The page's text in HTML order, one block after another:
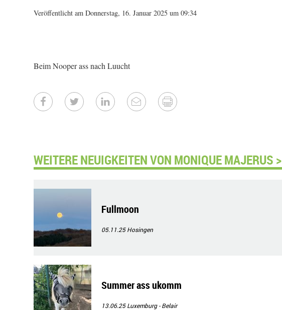
Veröffentlicht am Donnerstag, 16. Januar 2025 um 09:34
Beim Nooper ass nach Luucht
WEITERE NEUIGKEITEN VON MONIQUE MAJERUS >
Fullmoon
05.11.25Hosingen
Summer ass ukomm
13.06.25Luxemburg - Belair